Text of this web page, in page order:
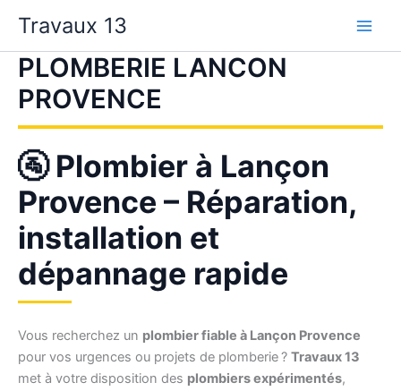
contenu
Travaux 13
PLOMBERIE LANCON
PROVENCE
🚰 Plombier à Lançon
Provence – Réparation,
installation et
dépannage rapide
Vous recherchez un plombier fiable à Lançon Provence
pour vos urgences ou projets de plomberie ? Travaux 13
met à votre disposition des plombiers expérimentés,